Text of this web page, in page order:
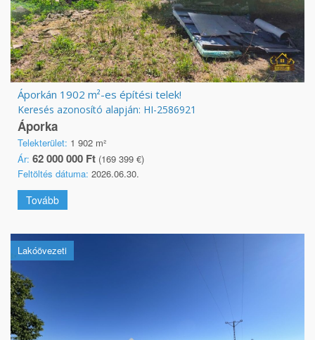
Áporkán 1902 m²-es építési telek!
Keresés azonosító alapján: HI-2586921
Áporka
Telekterület: 1 902 m²
Ár: 62 000 000 Ft (169 399 €)
Feltöltés dátuma: 2026.06.30.
Tovább
Lakóövezeti